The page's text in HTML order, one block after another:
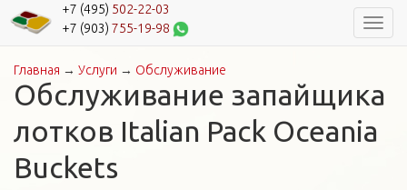
+7 (495) 502-22-03
+7 (903) 755-19-98
Вы здесь
Главная → Услуги → Обслуживание
Обслуживание запайщика
лотков Italian Pack Oceania
Buckets